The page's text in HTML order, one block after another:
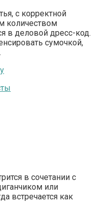
с корректной
количеством
в деловой дресс-код.
сумочкой,
в сочетании с
или
встречается как